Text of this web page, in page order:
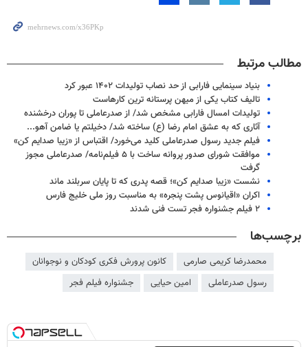
مطالب مرتبط
بنیاد سینمایی فارابی از حد نصاب تولیدات ۱۴۰۲ عبور کرد
تالیف کتاب یکی از میهن پرستانه ترین کارهاست
تولیدات امسال فارابی مشخص شد/ از صدرعاملی تا پوران درخشنده
آثاری که به عشق امام رضا (ع) ساخته شد/ دخیلتم یا ضامن آهو...
فیلم جدید رسول صدرعاملی کلید می‌خورد/ اقتباس از «زیبا صدایم کن»
موافقت شورای صدور پروانه ساخت با ۵ فیلم‌نامه/ صدرعاملی مجوز
گرفت
نشست «زیبا صدایم کن»؛ قصه پدری که تا پایان سربلند ماند
اکران «اقیانوس پشت پنجره» به مناسبت روز ملی خلیج فارس
۲ فیلم جشنواره فجر تست فنی شدند
برچسب‌ها
محمدرضا کریمی صارمی
کانون پرورش فکری کودکان و نوجوانان
رسول صدرعاملی
امین حیایی جشنواره فیلم فجر